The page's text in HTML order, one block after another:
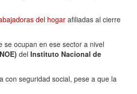
del hogarafiliadas al cierre
se ocupan en ese sector a nivel
del Instituto Nacional de
con seguridad social, pese a que la